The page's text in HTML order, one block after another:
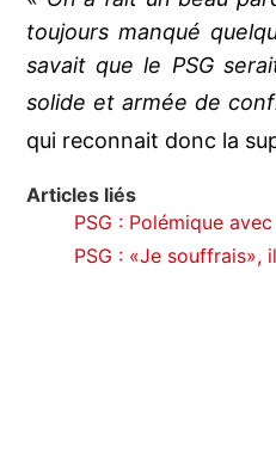
toujours manqué
savait que le PSG
solide et armée de
qui reconnait donc la
Articles liés
PSG : Polémique
PSG : «Je souffrais»,